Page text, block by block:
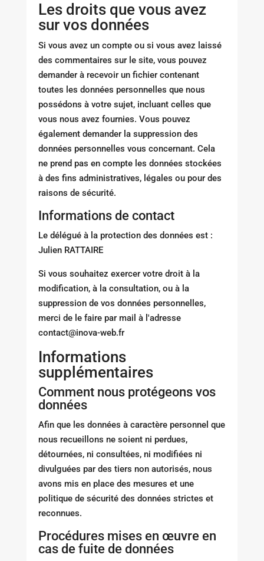
Les droits que vous avez
sur vos données
Si vous avez un compte ou si vous avez laissé
des commentaires sur le site, vous pouvez
demander à recevoir un fichier contenant
toutes les données personnelles que nous
possédons à votre sujet, incluant celles que
vous nous avez fournies. Vous pouvez
également demander la suppression des
données personnelles vous concernant. Cela
ne prend pas en compte les données stockées
à des fins administratives, légales ou pour des
raisons de sécurité.
Informations de contact
Le délégué à la protection des données est :
Julien RATTAIRE
Si vous souhaitez exercer votre droit à la
modification, à la consultation, ou à la
suppression de vos données personnelles,
merci de le faire par mail à l'adresse
contact@inova-web.fr
Informations
supplémentaires
Comment nous protégeons vos
données
Afin que les données à caractère personnel que
nous recueillons ne soient ni perdues,
détournées, ni consultées, ni modifiées ni
divulguées par des tiers non autorisés, nous
avons mis en place des mesures et une
politique de sécurité des données strictes et
reconnues.
Procédures mises en œuvre en
cas de fuite de données